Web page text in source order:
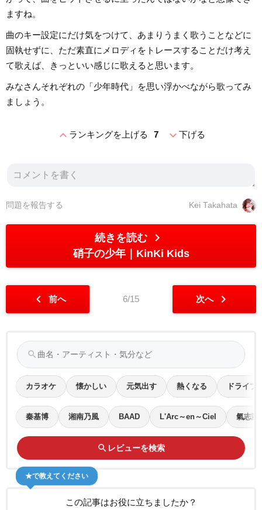
ますね。
曲のキー設定にだけ気をつけて、あまりうまく歌うことなどに
固執せずに、ただ素直にメロディをトレースすることだけ考え
て歌えば、きっといい感じに歌えると思います。
みなさんそれぞれの「少年時代」を思い浮かべながら歌ってみ
ましょう。
expand_lessランキングを上げる 7 expand_more下げる
Kei Takahata
問題を報告する
続きを読む chevron_right
硝子の少年 KinKi Kids
chevron_left 前へ 6/15 次へ chevron_right
search
カラオケ 懐かしい 元気出す 熱くなる ドライブ
秦基博 湘南乃風 BAAD L'Arc～en～Ciel 氣志團
search レビューを検索
この記事はお役に立ちましたか？
★で教えてください